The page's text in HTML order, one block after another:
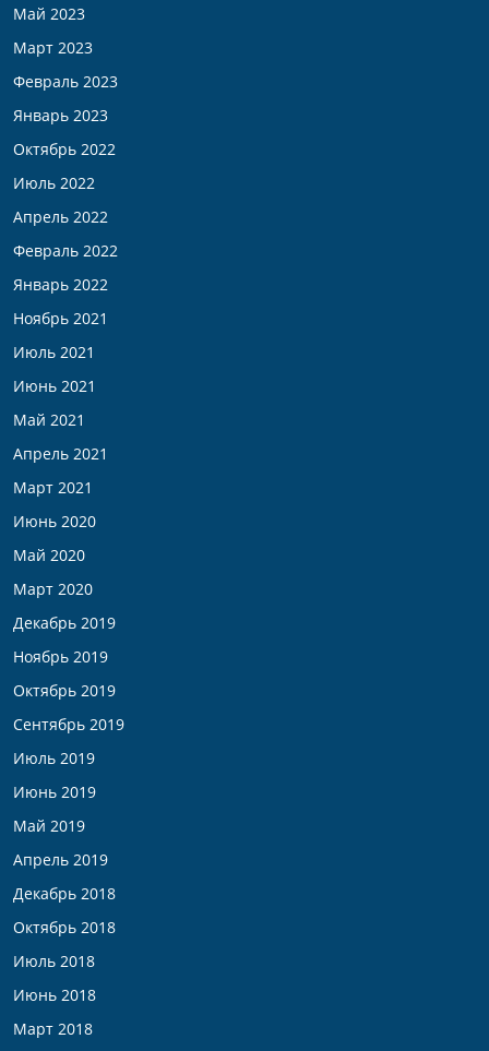
Май 2023
Март 2023
Февраль 2023
Январь 2023
Октябрь 2022
Июль 2022
Апрель 2022
Февраль 2022
Январь 2022
Ноябрь 2021
Июль 2021
Июнь 2021
Май 2021
Апрель 2021
Март 2021
Июнь 2020
Май 2020
Март 2020
Декабрь 2019
Ноябрь 2019
Октябрь 2019
Сентябрь 2019
Июль 2019
Июнь 2019
Май 2019
Апрель 2019
Декабрь 2018
Октябрь 2018
Июль 2018
Июнь 2018
Март 2018